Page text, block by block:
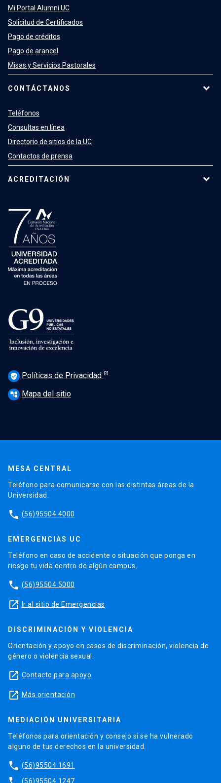
Mi Portal Alumni UC
Solicitud de Certificados
Pago de créditos
Pago de arancel
Misas y Servicios Pastorales
CONTÁCTANOS
Teléfonos
Consultas en línea
Directorio de sitios de la UC
Contactos de prensa
ACREDITACIÓN
verified_user Políticas de Privacidad
account_tree Mapa del sitio
MESA CENTRAL
Teléfono para comunicarse con las distintas áreas de la
Universidad.
phone (56)95504 4000
EMERGENCIAS UC
Teléfono en caso de accidente o situación que ponga en
riesgo tu vida dentro de algún campus.
phone (56)95504 5000
launch Ir al sitio de Emergencias
DISCRIMINACIÓN Y VIOLENCIA
Orientación y apoyo en casos de discriminación, violencia de
género o violencia sexual.
launch Contacto para apoyo
launch Más orientación
MEDIACIÓN UNIVERSITARIA
Teléfonos para orientación y consejo si se ha vulnerado
alguno de tus derechos en la universidad.
phone (56)95504 1691
(56)95504 1247